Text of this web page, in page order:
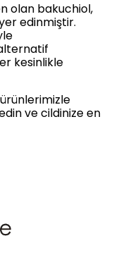
olan bakuchiol,
edinmiştir.
kesinlikle
ve cildinize en